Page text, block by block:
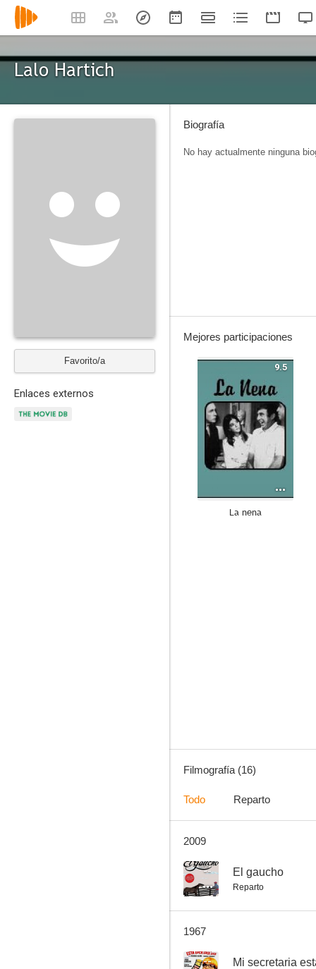
Lalo Hartich
Favorito/a
Enlaces externos
Biografía
No hay actualmente ninguna
Mejores participaciones
9.5
La nena
Filmografía (16)
Todo Reparto
2009
-- El gaucho
Reparto
1967
-- Mi secretaria